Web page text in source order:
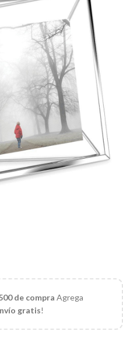
de compra Agrega
gratis!